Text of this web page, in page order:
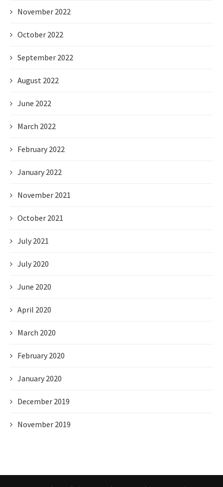
November 2022
October 2022
September 2022
August 2022
June 2022
March 2022
February 2022
January 2022
November 2021
October 2021
July 2021
July 2020
June 2020
April 2020
March 2020
February 2020
January 2020
December 2019
November 2019